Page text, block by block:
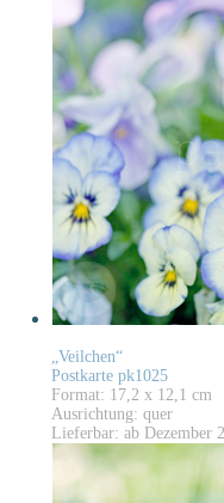
„Veilchen“
Postkarte pk1025
Format: 17,2 x 12,1 cm
Ausrichtung: quer
Lieferbar: ab Dezember